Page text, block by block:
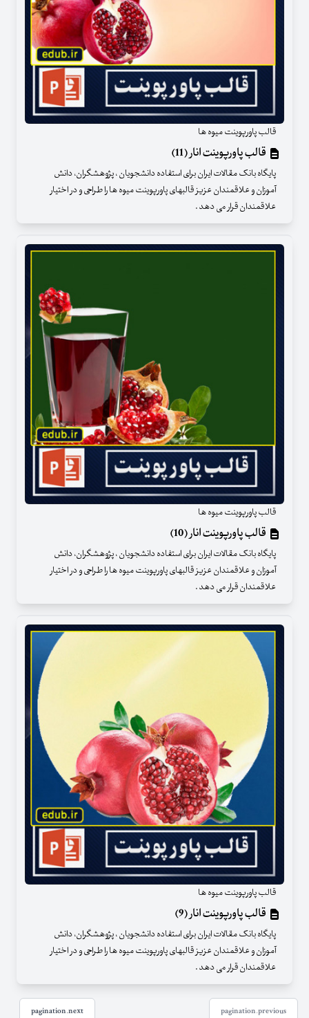
قالب پاورپوینت میوه ها
قالب پاورپوینت انار (11)
پایگاه بانک مقالات ایران برای استفاده دانشجویان ، پژوهشگران، دانش
آموزان و علاقمندان عزیز قالبهای پاورپوینت میوه ها را طراحی و در اختیار
علاقمندان قرار می دهد .
قالب پاورپوینت میوه ها
قالب پاورپوینت انار (10)
پایگاه بانک مقالات ایران برای استفاده دانشجویان ، پژوهشگران، دانش
آموزان و علاقمندان عزیز قالبهای پاورپوینت میوه ها را طراحی و در اختیار
علاقمندان قرار می دهد .
قالب پاورپوینت میوه ها
قالب پاورپوینت انار (9)
پایگاه بانک مقالات ایران برای استفاده دانشجویان ، پژوهشگران، دانش
آموزان و علاقمندان عزیز قالبهای پاورپوینت میوه ها را طراحی و در اختیار
علاقمندان قرار می دهد .
pagination.previous
pagination.next